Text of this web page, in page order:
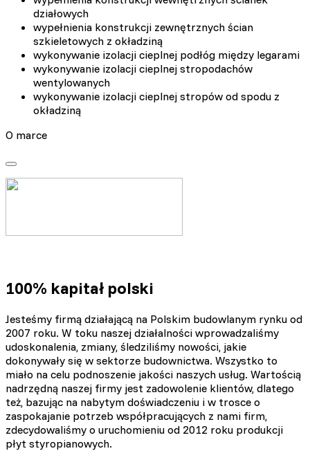
działowych
wypełnienia konstrukcji zewnętrznych ścian
szkieletowych z okładziną
wykonywanie izolacji cieplnej podłóg między legarami
wykonywanie izolacji cieplnej stropodachów
wentylowanych
wykonywanie izolacji cieplnej stropów od spodu z
okładziną
O marce
100% kapitał polski
Jesteśmy firmą działającą na Polskim budowlanym rynku od
2007 roku. W toku naszej działalności wprowadzaliśmy
udoskonalenia, zmiany, śledziliśmy nowości, jakie
dokonywały się w sektorze budownictwa. Wszystko to
miało na celu podnoszenie jakości naszych usług. Wartością
nadrzędną naszej firmy jest zadowolenie klientów, dlatego
też, bazując na nabytym doświadczeniu i w trosce o
zaspokajanie potrzeb współpracujących z nami firm,
zdecydowaliśmy o uruchomieniu od 2012 roku produkcji
płyt styropianowych.